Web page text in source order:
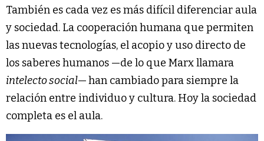
También es cada vez es más difícil diferenciar aula
y sociedad. La cooperación humana que permiten
las nuevas tecnologías, el acopio y uso directo de
los saberes humanos —de lo que Marx llamara
intelecto social—han cambiado para siempre la
relación entre individuo y cultura. Hoy la sociedad
completa es el aula.